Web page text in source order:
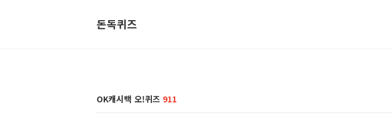
돈독퀴즈
OK캐시백 오!퀴즈 911